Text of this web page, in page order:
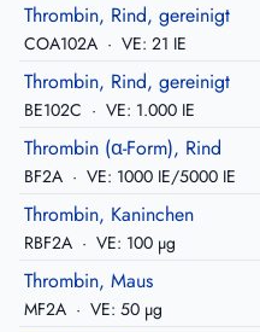
Thrombin, Rind, gereinigt
COA102A · VE: 21 IE
Thrombin, Rind, gereinigt
BE102C · VE: 1.000 IE
Thrombin (α-Form), Rind
BF2A · VE: 1000 IE/5000 IE
Thrombin, Kaninchen
RBF2A · VE: 100 µg
Thrombin, Maus
MF2A · VE: 50 µg